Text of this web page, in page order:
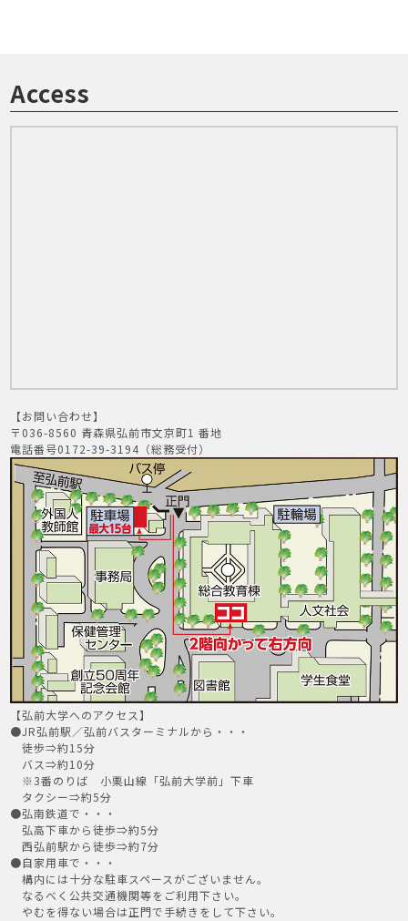
Access
【お問い合わせ】
〒036-8560 青森県弘前市文京町1 番地
電話番号0172-39-3194（総務受付）
【弘前大学へのアクセス】
●JR弘前駅／弘前バスターミナルから・・・
徒歩⇒約15分
バス⇒約10分
※3番のりば 小栗山線「弘前大学前」下車
タクシー⇒約5分
●弘南鉄道で・・・
弘高下車から徒歩⇒約5分
西弘前駅から徒歩⇒約7分
●自家用車で・・・
構内には十分な駐車スペースがございません。
なるべく公共交通機関等をご利用下さい。
やむを得ない場合は正門で手続きをして下さい。